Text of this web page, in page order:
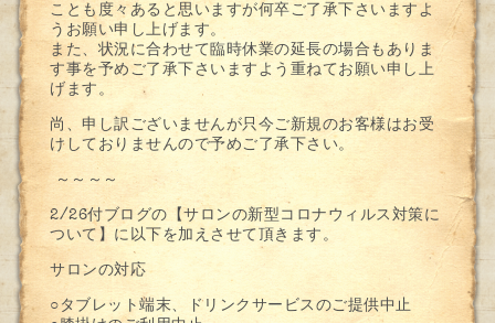
ことも度々あると思いますが何卒ご了承下さいますよ
うお願い申し上げます。
また、状況に合わせて臨時休業の延長の場合もありま
す事を予めご了承下さいますよう重ねてお願い申し上
げます。
尚、申し訳ございませんが只今ご新規のお客様はお受
けしておりませんので予めご了承下さい。
～～～～
2/26付ブログの【サロンの新型コロナウィルス対策に
ついて】に以下を加えさせて頂きます。
サロンの対応
○タブレット端末、ドリンクサービスのご提供中止